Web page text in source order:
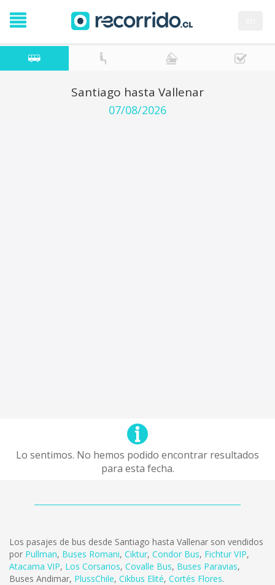
Santiago hasta Vallenar
07/08/2026
Lo sentimos. No hemos podido encontrar resultados
para esta fecha.
Los pasajes de bus desde Santiago hasta Vallenar son vendidos
por Pullman, Buses Romani, Ciktur, Condor Bus, Fichtur VIP,
Atacama VIP, Los Corsarios, Covalle Bus, Buses Paravias,
Buses Andimar, PlussChile, Cikbus Elité, Cortés Flores.